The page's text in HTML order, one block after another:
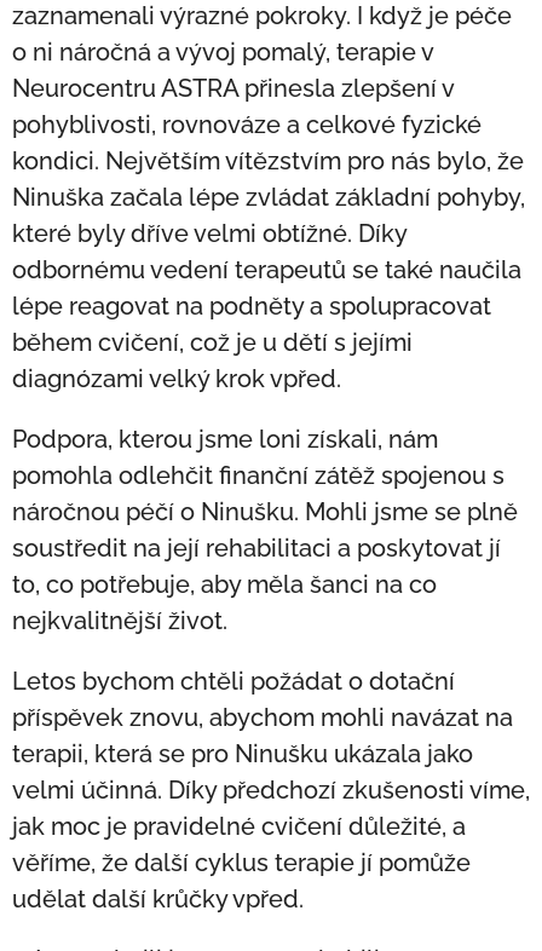
zaznamenali výrazné pokroky. I když je péče
o ni náročná a vývoj pomalý, terapie v
Neurocentru ASTRA přinesla zlepšení v
pohyblivosti, rovnováze a celkové fyzické
kondici. Největším vítězstvím pro nás bylo, že
Ninuška začala lépe zvládat základní pohyby,
které byly dříve velmi obtížné. Díky
odbornému vedení terapeutů se také naučila
lépe reagovat na podněty a spolupracovat
během cvičení, což je u dětí s jejími
diagnózami velký krok vpřed.
Podpora, kterou jsme loni získali, nám
pomohla odlehčit finanční zátěž spojenou s
náročnou péčí o Ninušku. Mohli jsme se plně
soustředit na její rehabilitaci a poskytovat jí
to, co potřebuje, aby měla šanci na co
nejkvalitnější život.
Letos bychom chtěli požádat o dotační
příspěvek znovu, abychom mohli navázat na
terapii, která se pro Ninušku ukázala jako
velmi účinná. Díky předchozí zkušenosti víme,
jak moc je pravidelné cvičení důležité, a
věříme, že další cyklus terapie jí pomůže
udělat další krůčky vpřed.